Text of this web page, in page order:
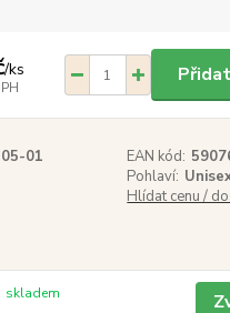
/ks
01 EAN kód:
Pohlaví:
Hlídat cenu /
skladem